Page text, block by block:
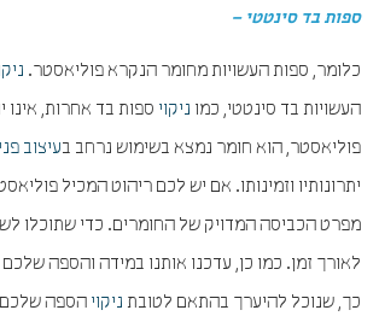
ספות בד סינטטי –
כלומר, ספות העשויות מחומר הנקרא פוליאסטר.
העשויות בד סינטטי, כמו ניקוי ספות בד אחרות, אינו
פוליאסטר, הוא חומר נמצא בשימוש נרחב בעיצוב
יתרונותיו וזמינותו. אם יש לכם ריהוט המכיל
מפרט הכביסה המדויק של החומרים. כדי שתוכלו
לאורך זמן. כמו כן, עדכנו אותנו במידה והספה
כך, שנוכל להיערך בהתאם לטובת ניקוי הספה